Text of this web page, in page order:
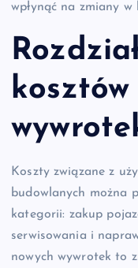
wpłynąć na zmiany w
Koszty związane z
budowlanych można
kategorii: zakup
serwisowania i
nowych wywrotek to